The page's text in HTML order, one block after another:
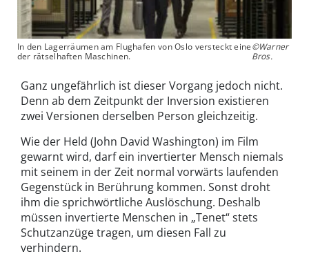
In den Lagerräumen am Flughafen von Oslo versteckt eine
der rätselhaften Maschinen.
©Warner
Bros.
Ganz ungefährlich ist dieser Vorgang jedoch nicht.
Denn ab dem Zeitpunkt der Inversion existieren
zwei Versionen derselben Person gleichzeitig.
Wie der Held (John David Washington) im Film
gewarnt wird, darf ein invertierter Mensch niemals
mit seinem in der Zeit normal vorwärts laufenden
Gegenstück in Berührung kommen. Sonst droht
ihm die sprichwörtliche Auslöschung. Deshalb
müssen invertierte Menschen in „Tenet“ stets
Schutzanzüge tragen, um diesen Fall zu
verhindern.